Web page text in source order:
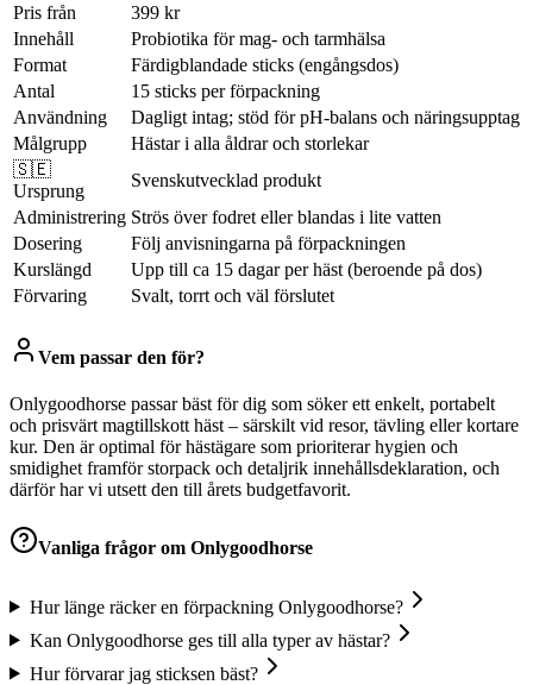
Pris från
399 kr
Innehåll
Probiotika för mag- och tarmhälsa
Format
Färdigblandade sticks (engångsdos)
Antal
15 sticks per förpackning
Användning
Dagligt intag; stöd för pH-balans och näringsupptag
Målgrupp
Hästar i alla åldrar och storlekar
🇸🇪
Ursprung
Svenskutvecklad produkt
Administrering Strös över fodret eller blandas i lite vatten
Dosering
Följ anvisningarna på förpackningen
Kurslängd
Upp till ca 15 dagar per häst (beroende på dos)
Förvaring
Svalt, torrt och väl förslutet
Vem passar den för?
Onlygoodhorse passar bäst för dig som söker ett enkelt, portabelt
och prisvärt magtillskott häst – särskilt vid resor, tävling eller kortare
kur. Den är optimal för hästägare som prioriterar hygien och
smidighet framför storpack och detaljrik innehållsdeklaration, och
därför har vi utsett den till årets budgetfavorit.
Vanliga frågor om Onlygoodhorse
Hur länge räcker en förpackning Onlygoodhorse?
Kan Onlygoodhorse ges till alla typer av hästar?
Hur förvarar jag sticksen bäst?